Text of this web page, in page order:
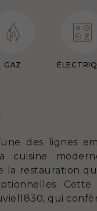
GAZ
des lignes
cuisine
la restauration
qui